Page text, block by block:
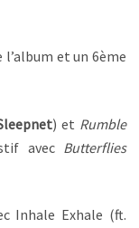
et un 6ème
) et Rumble
avec Butterflies
Inhale Exhale (ft.